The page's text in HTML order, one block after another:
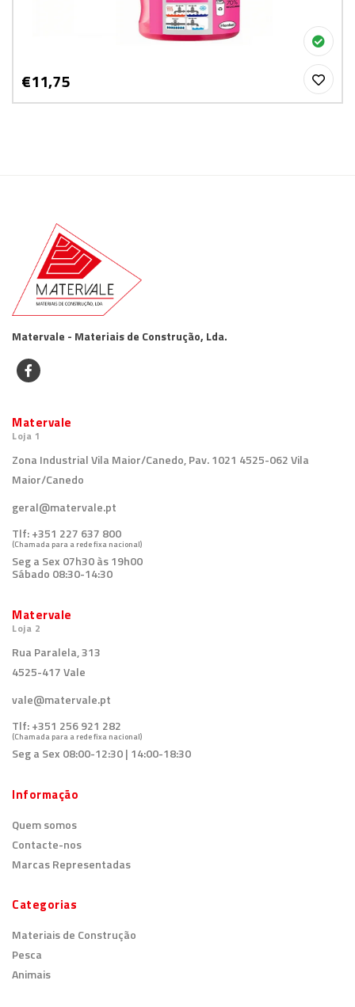
€11,75
Matervale - Materiais de Construção, Lda.
Matervale
Loja 1
Zona Industrial Vila Maior/Canedo, Pav. 1021 4525-062 Vila
Maior/Canedo
geral@matervale.pt
Tlf:+351 227 637 800
(Chamada para a rede fixa nacional)
Seg a Sex 07h30 às 19h00
Sábado 08:30-14:30
Matervale
Loja 2
Rua Paralela, 313
4525-417 Vale
vale@matervale.pt
Tlf:+351 256 921 282
(Chamada para a rede fixa nacional)
Seg a Sex 08:00-12:30 | 14:00-18:30
Informação
Quem somos
Contacte-nos
Marcas Representadas
Categorias
Materiais de Construção
Pesca
Animais